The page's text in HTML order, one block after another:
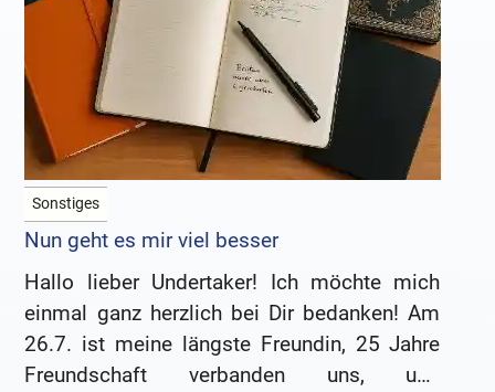
Sonstiges
Nun geht es mir viel besser
Hallo lieber Undertaker! Ich möchte mich
einmal ganz herzlich bei Dir bedanken! Am
26.7. ist meine längste Freundin, 25 Jahre
Freundschaft verbanden uns, und